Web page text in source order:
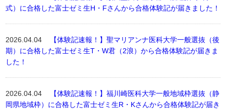
式）に合格した富士ゼミ生H・Fさんから合格体験記が届きました！
2026.04.04
【体験記速報！】聖マリアンナ医科大学一般選抜（後
期）に合格した富士ゼミ生T・W君（2浪）から合格体験記が届きま
した！
2026.04.04
【体験記速報！】福川崎医科大学一般地域枠選抜（静
岡県地域枠）に合格した富士ゼミ生R・Kさんから合格体験記が届き